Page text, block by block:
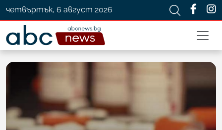
четвъртък, 6 август 2026